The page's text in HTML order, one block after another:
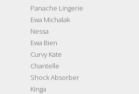
Panache Lingerie
Ewa Michalak
Nessa
Ewa Bien
Curvy Kate
Chantelle
Shock Absorber
Kinga